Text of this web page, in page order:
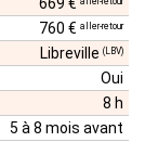
760 € aller-retour
Libreville (LBV)
Oui
8 h
5 à 8 mois avant